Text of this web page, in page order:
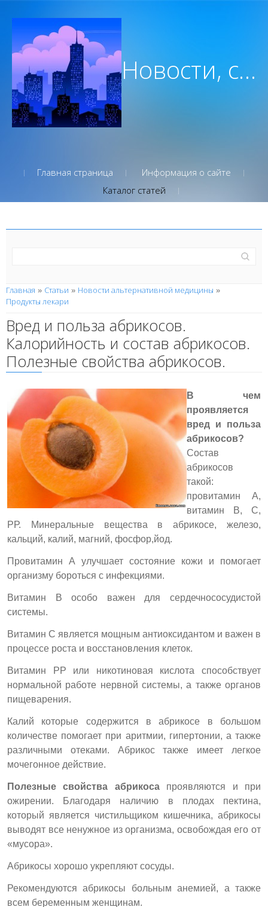
Новости, советы, вдохновение которым вы можете доверять
Главная страница
Информация о сайте
Каталог статей
Главная » Статьи » Новости альтернативной медицины »
Продукты лекари
Вред и польза абрикосов.
Калорийность и состав абрикосов.
Полезные свойства абрикосов.
В чем
проявляется
вред и польза
абрикосов?
Состав
абрикосов
такой:
провитамин А,
витамин В, С,
РР. Минеральные вещества в абрикосе, железо,
кальций, калий, магний, фосфор,йод.
Провитамин А улучшает состояние кожи и помогает
организму бороться с инфекциями.
Витамин В особо важен для сердечнососудистой
системы.
Витамин С является мощным антиоксидантом и важен в
процессе роста и восстановления клеток.
Витамин РР или никотиновая кислота способствует
нормальной работе нервной системы, а также органов
пищеварения.
Калий которые содержится в абрикосе в большом
количестве помогает при аритмии, гипертонии, а также
различными отеками. Абрикос также имеет легкое
мочегонное действие.
Полезные свойства абрикосапроявляются и при
ожирении. Благодаря наличию в плодах пектина,
который является чистильщиком кишечника, абрикосы
выводят все ненужное из организма, освобождая его от
«мусора».
Абрикосы хорошо укрепляют сосуды.
Рекомендуются абрикосы больным анемией, а также
всем беременным женщинам.